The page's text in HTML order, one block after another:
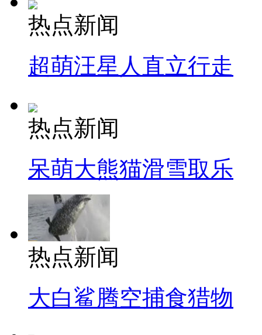
热点新闻
超萌汪星人直立行走
热点新闻
呆萌大熊猫滑雪取乐
热点新闻
大白鲨腾空捕食猎物